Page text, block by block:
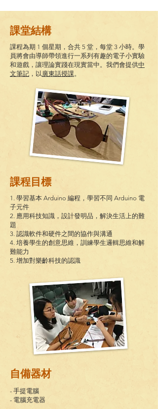
課堂結構
課程為期 1 個星期 ，合共 5 堂，每堂 3 小時。學
員將會由導師帶領進行一系列有趣的電子小實驗
和遊戲，讓理論實踐在現實當中。我們會提供中
文筆記 ，以廣東話授課。
課程目標
1. 學習基本 Arduino 編程，學習不同 Arduino 電
子元件
2. 應用科技知識，設計發明品，解決生活上的難
題
3. 認識軟件和硬件之間的協作與溝通
4. 培養學生的創意思維，訓練學生邏輯思維和解
難能力
5. 增加對樂齡科技的認識
自備器材
- 手提電腦
- 電腦充電器